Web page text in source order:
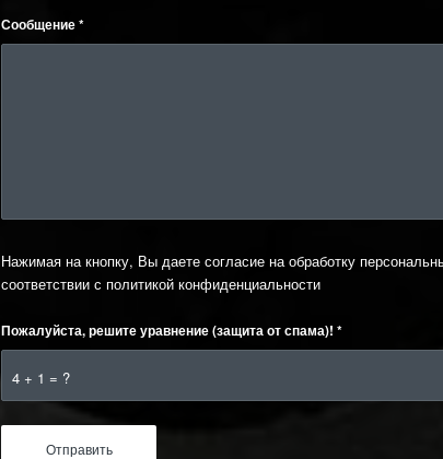
Сообщение*
Нажимая на кнопку, Вы даете согласие на обработку
соответствии с политикой конфиденциальности
4 + 1 = ?
Пожалуйста, решите уравнение (защита от спама)! *